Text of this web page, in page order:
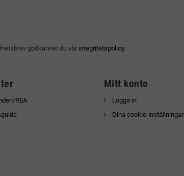
godkänner du vår integritetspolicy.
REA
Mitt konto
Logga in
Dina cookie-inställningar